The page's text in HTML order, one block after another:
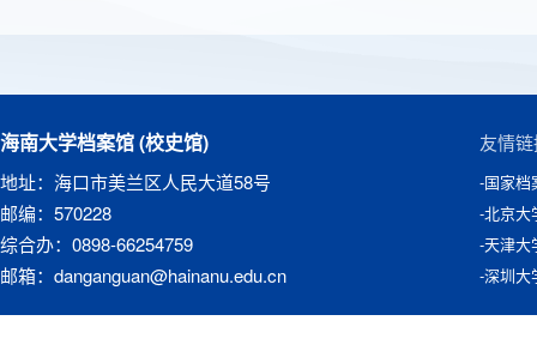
海南大学档案馆 (校史馆)
地址：海口市美兰区人民大道58号
邮编：570228
综合办：0898-66254759
邮箱：danganguan@hainanu.edu.cn
友情
-国家档
-北京大
-天津大
-深圳大